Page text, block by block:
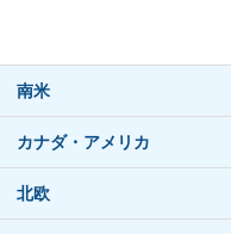
南米
カナダ・アメリカ
北欧